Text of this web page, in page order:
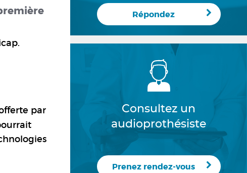
par
Répondez
Consultez un
audioprothésiste
Prenez rendez-vous